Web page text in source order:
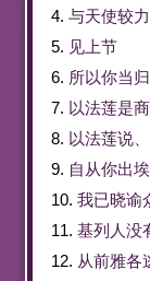
4. 与天使较力
5. 见 上节
6. 所以你当归
7. 以法莲是
8. 以法莲说
9. 自从你出
10. 我已晓谕
11. 基列 人没
12. 从前雅各